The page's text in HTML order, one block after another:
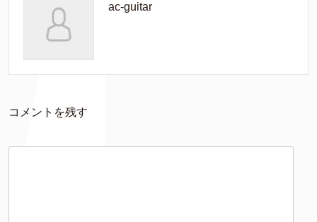
ac-guitar
コメントを残す